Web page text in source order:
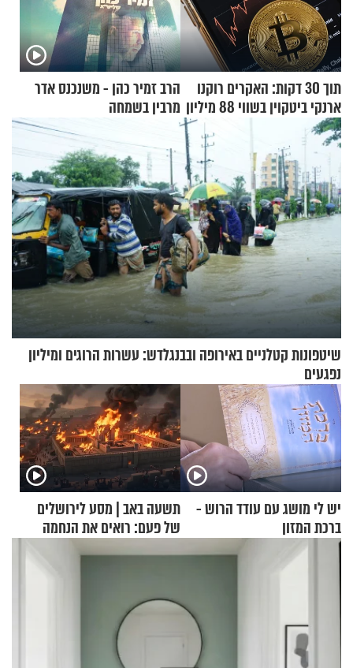
תוך 30 דקות: האקרים רוקנו
ארנקי ביטקוין בשווי 88 מיליון
דולר
הרב זמיר כהן - משנכנס אדר
מרבין בשמחה
שיטפונות קטלניים באירופה ובבנגלדש: עשרות הרוגים ומיליון
נפגעים
יש לי מושג עם עודד הרוש -
ברכת המזון
תשעה באב | מסע לירושלים
של פעם: רואים את הנחמה